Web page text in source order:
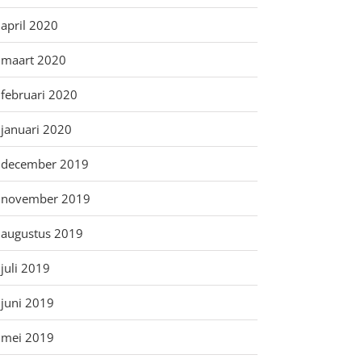
april 2020
maart 2020
februari 2020
januari 2020
december 2019
november 2019
augustus 2019
juli 2019
juni 2019
mei 2019